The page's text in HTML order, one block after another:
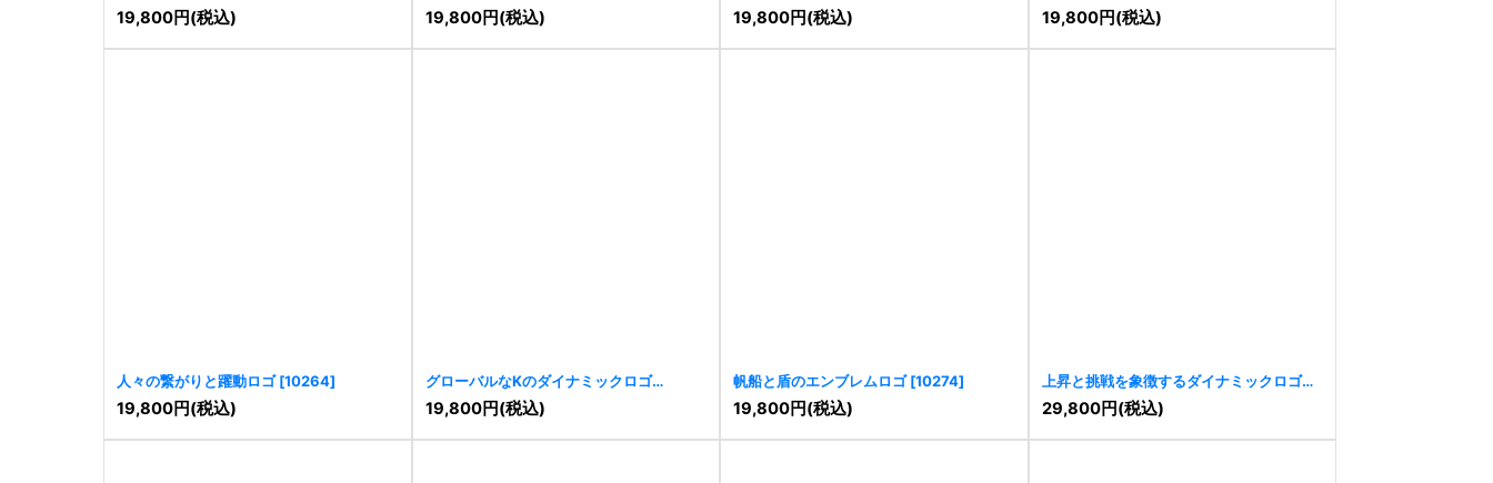
19,800円(税込)
[10242]
19,800円(税込) 19,800円(税込)
[10248]
19,800円(税込)
人々の繋がりと躍動ロゴ [10264]
19,800円(税込)
グローバルなKのダイナミックロゴ
[10269]
19,800円(税込)
帆船と盾のエンブレムロゴ [10274]
19,800円(税込)
上昇と挑戦を象徴するダイナミックロゴ
[11031]
29,800円(税込)